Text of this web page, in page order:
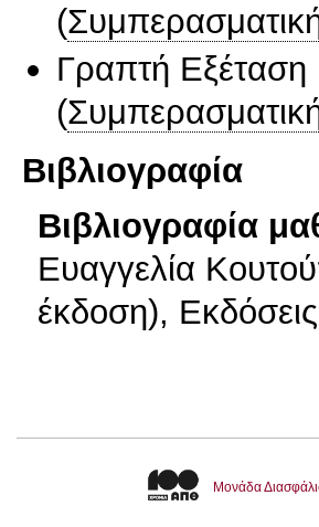
(
Γραπτή Εξέταση
(
Βιβλιογραφία
Βιβλιογραφία
Ευαγγελία
έκδοση),
Μονάδα